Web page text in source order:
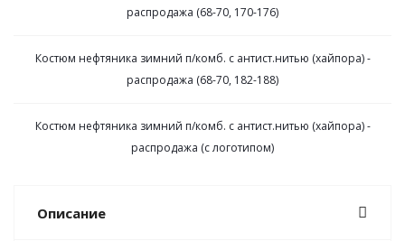
распродажа (68-70, 170-176)
Костюм нефтяника зимний п/комб. с антист.нитью (хайпора) -
распродажа (68-70, 182-188)
Костюм нефтяника зимний п/комб. с антист.нитью (хайпора) -
распродажа (с логотипом)
Описание